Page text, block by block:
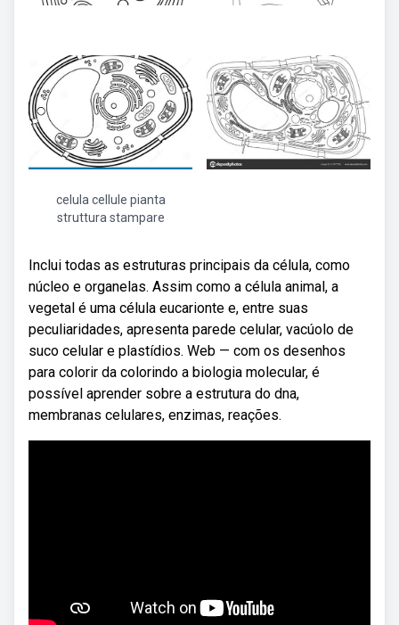
celula cellule pianta
struttura stampare
Inclui todas as estruturas principais da célula, como
núcleo e organelas. Assim como a célula animal, a
vegetal é uma célula eucarionte e, entre suas
peculiaridades, apresenta parede celular, vacúolo de
suco celular e plastídios. Web — com os desenhos
para colorir da colorindo a biologia molecular, é
possível aprender sobre a estrutura do dna,
membranas celulares, enzimas, reações.